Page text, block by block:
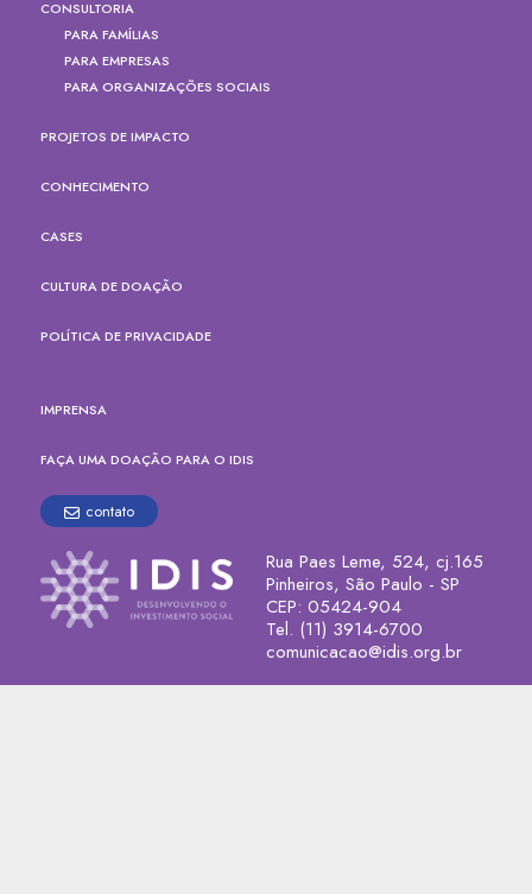
CONSULTORIA
PARA FAMÍLIAS
PARA EMPRESAS
PARA ORGANIZAÇÕES SOCIAIS
PROJETOS DE IMPACTO
CONHECIMENTO
CASES
CULTURA DE DOAÇÃO
POLÍTICA DE PRIVACIDADE
IMPRENSA
FAÇA UMA DOAÇÃO PARA O IDIS
contato
Rua Paes Leme, 524, cj.165
Pinheiros, São Paulo - SP
CEP: 05424-904
Tel. (11) 3914-6700
comunicacao@idis.org.br